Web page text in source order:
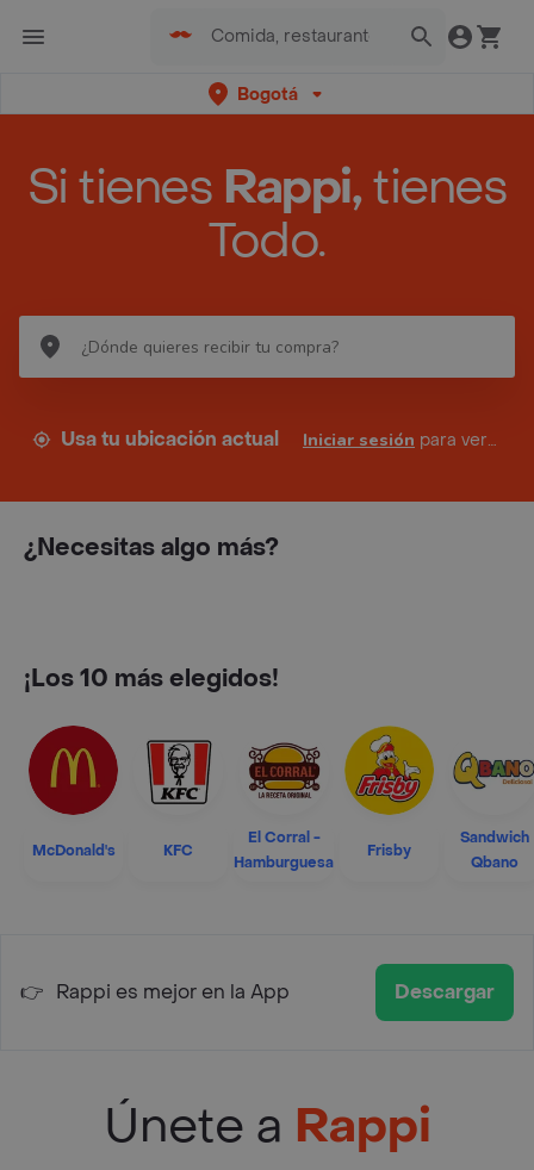
Bogotá
Si tienes Rappi,tienes
Todo.
Usa tu ubicación actual Iniciar sesión para ver tus direcciones
¿Necesitas algo más?
¡Los 10 más elegidos!
McDonald's KFC
El Corral -
Hamburguesa
Frisby
Sandwich
Qbano
👉 Rappi es mejor en la App Descargar
Únete a Rappi